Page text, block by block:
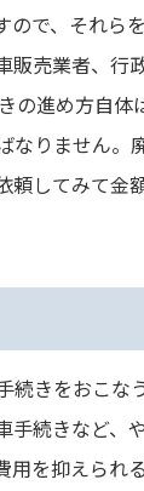
で、それら
売業者、行
の進め方自
りません。
してみて金
きをおこな
続きなど、
を抑えられ